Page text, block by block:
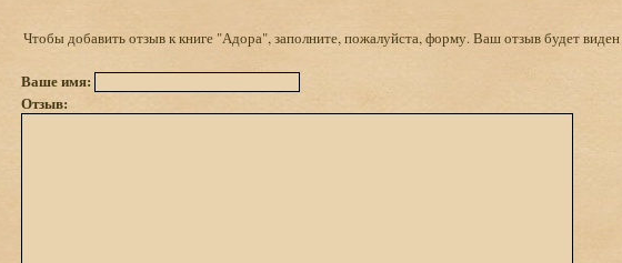
Чтобы добавить отзыв к книге "Адора", заполните, пожалуйста, форму. Ваш отзыв будет виден
Ваше имя:
Отзыв: